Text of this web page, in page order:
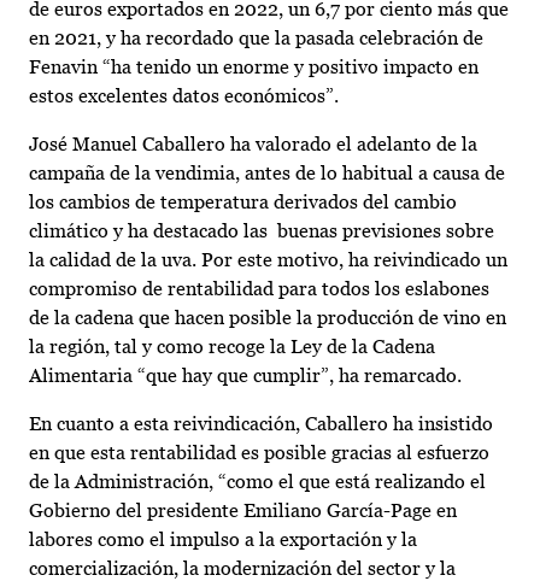
de euros exportados en 2022, un 6,7 por ciento más que
en 2021, y ha recordado que la pasada celebración de
Fenavin “ha tenido un enorme y positivo impacto en
estos excelentes datos económicos”.
José Manuel Caballero ha valorado el adelanto de la
campaña de la vendimia, antes de lo habitual a causa de
los cambios de temperatura derivados del cambio
climático y ha destacado las buenas previsiones sobre
la calidad de la uva. Por este motivo, ha reivindicado un
compromiso de rentabilidad para todos los eslabones
de la cadena que hacen posible la producción de vino en
la región, tal y como recoge la Ley de la Cadena
Alimentaria “que hay que cumplir”, ha remarcado.
En cuanto a esta reivindicación, Caballero ha insistido
en que esta rentabilidad es posible gracias al esfuerzo
de la Administración, “como el que está realizando el
Gobierno del presidente Emiliano García-Page en
labores como el impulso a la exportación y la
comercialización, la modernización del sector y la